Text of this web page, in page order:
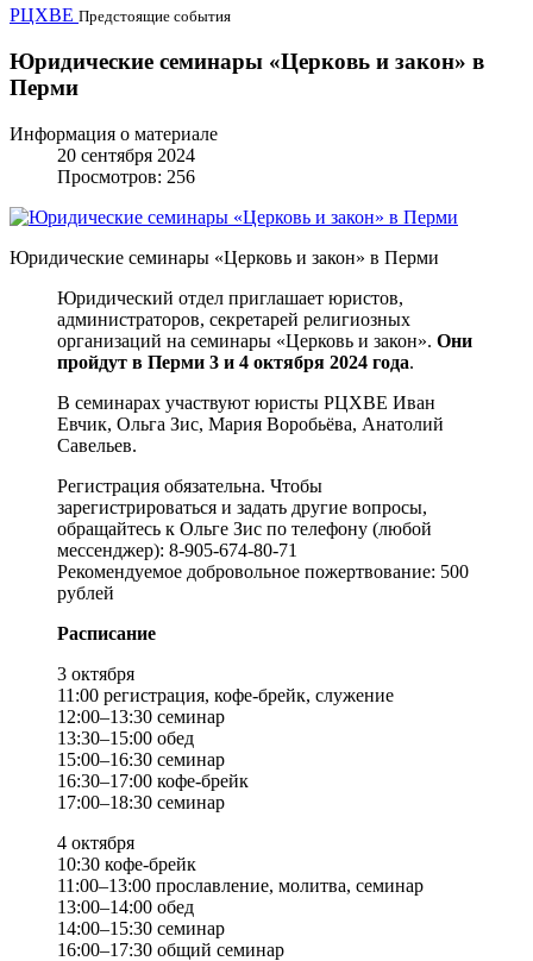
РЦХВЕ Предстоящие события
Юридические семинары «Церковь и закон» в
Перми
Информация о материале
20 сентября 2024
Просмотров: 256
Юридические семинары «Церковь и закон» в Перми
Юридический отдел приглашает юристов,
администраторов, секретарей религиозных
организаций на семинары «Церковь и закон». Они
пройдут в Перми 3 и 4 октября 2024 года.
В семинарах участвуют юристы РЦХВЕ Иван
Евчик, Ольга Зис, Мария Воробьёва, Анатолий
Савельев.
Регистрация обязательна. Чтобы
зарегистрироваться и задать другие вопросы,
обращайтесь к Ольге Зис по телефону (любой
мессенджер): 8-905-674-80-71
Рекомендуемое добровольное пожертвование: 500
рублей
Расписание
3 октября
11:00 регистрация, кофе-брейк, служение
12:00–13:30 семинар
13:30–15:00 обед
15:00–16:30 семинар
16:30–17:00 кофе-брейк
17:00–18:30 семинар
4 октября
10:30 кофе-брейк
11:00–13:00 прославление, молитва, семинар
13:00–14:00 обед
14:00–15:30 семинар
16:00–17:30 общий семинар